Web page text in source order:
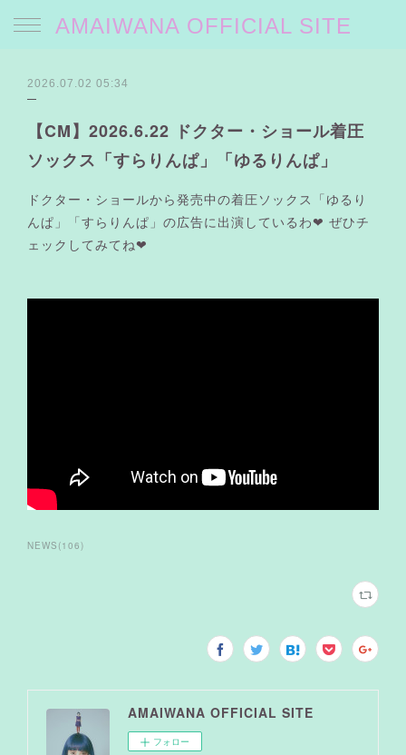
AMAIWANA OFFICIAL SITE
2026.07.02 05:34
【CM】2026.6.22 ドクター・ショール着圧
ソックス「すらりんぱ」「ゆるりんぱ」
ドクター・ショールから発売中の着圧ソックス「ゆるり
んぱ」「すらりんぱ」の広告に出演しているわ❤︎ ぜひチ
ェックしてみてね❤︎
NEWS (106)
AMAIWANA OFFICIAL SITE
フォロー